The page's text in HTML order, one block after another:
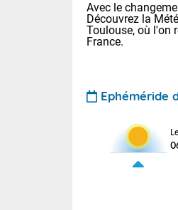
Avec le
Découvrez la
Toulouse, où l'on
France.
Ephéméride